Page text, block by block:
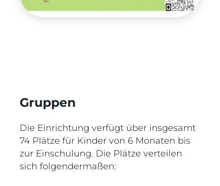
Gruppen
Die Einrichtung verfügt über insgesamt
74 Plätze für Kinder von 6 Monaten bis
zur Einschulung. Die Plätze verteilen
sich folgendermaßen: